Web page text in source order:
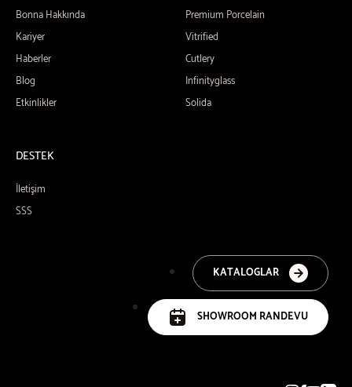
Bonna Hakkında
Kariyer
Haberler
Blog
Etkinlikler
Premium Porcelain
Vitrified
Cutlery
Infinityglass
Solida
DESTEK
İletişim
SSS
KATALOGLAR
SHOWROOM RANDEVU